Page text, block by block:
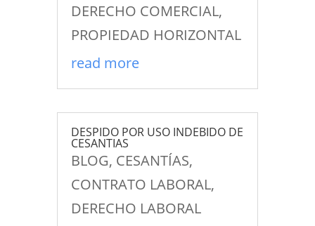
DERECHO COMERCIAL,
PROPIEDAD HORIZONTAL
read more
DESPIDO POR USO INDEBIDO DE
CESANTIAS
BLOG, CESANTÍAS,
CONTRATO LABORAL,
DERECHO LABORAL